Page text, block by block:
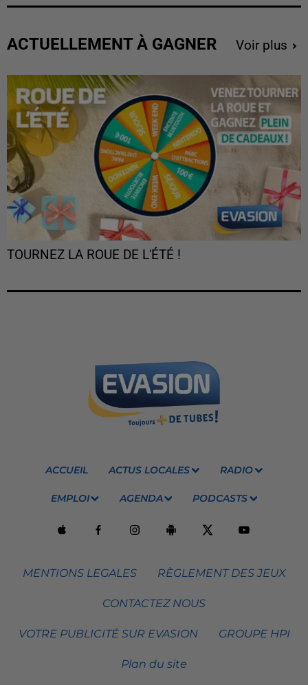
ACTUELLEMENT À GAGNER Voir plus
TOURNEZ LA ROUE DE L'ÉTÉ !
ACCUEIL ACTUS LOCALES RADIO
EMPLOI AGENDA PODCASTS
MENTIONS LEGALES RÈGLEMENT DES JEUX
CONTACTEZ NOUS
VOTRE PUBLICITÉ SUR EVASION GROUPE HPI
Plan du site